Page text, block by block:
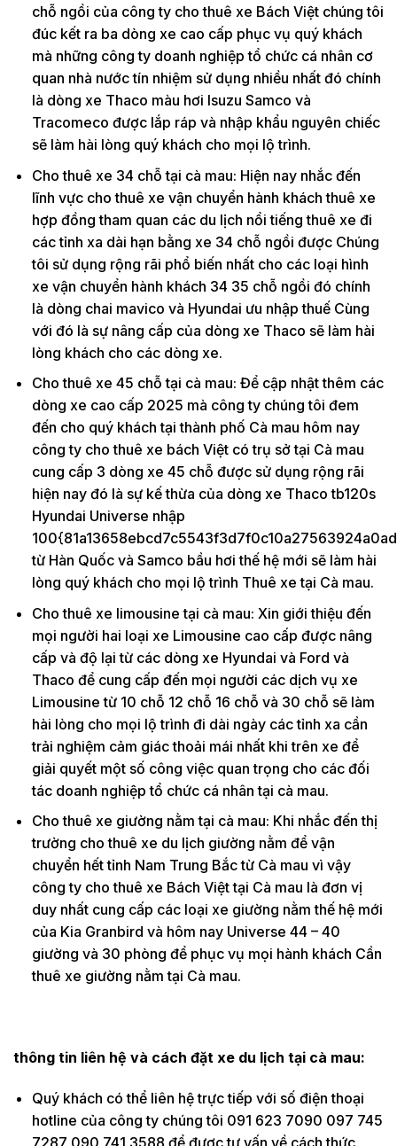
chỗ ngồi của công ty cho thuê xe Bách Việt chúng tôi
đúc kết ra ba dòng xe cao cấp phục vụ quý khách
mà những công ty doanh nghiệp tổ chức cá nhân cơ
quan nhà nước tín nhiệm sử dụng nhiều nhất đó chính
là dòng xe Thaco màu hơi Isuzu Samco và
Tracomeco được lắp ráp và nhập khẩu nguyên chiếc
sẽ làm hài lòng quý khách cho mọi lộ trình.
Cho thuê xe 34 chỗ tại cà mau: Hiện nay nhắc đến
lĩnh vực cho thuê xe vận chuyển hành khách thuê xe
hợp đồng tham quan các du lịch nổi tiếng thuê xe đi
các tỉnh xa dài hạn bằng xe 34 chỗ ngồi được Chúng
tôi sử dụng rộng rãi phổ biến nhất cho các loại hình
xe vận chuyển hành khách 34 35 chỗ ngồi đó chính
là dòng chai mavico và Hyundai ưu nhập thuế Cùng
với đó là sự nâng cấp của dòng xe Thaco sẽ làm hài
lòng khách cho các dòng xe.
Cho thuê xe 45 chỗ tại cà mau: Để cập nhật thêm các
dòng xe cao cấp 2025 mà công ty chúng tôi đem
đến cho quý khách tại thành phố Cà mau hôm nay
công ty cho thuê xe bách Việt có trụ sở tại Cà mau
cung cấp 3 dòng xe 45 chỗ được sử dụng rộng rãi
hiện nay đó là sự kế thừa của dòng xe Thaco tb120s
Hyundai Universe nhập
từ Hàn Quốc và Samco bầu hơi thế hệ mới sẽ làm hài
lòng quý khách cho mọi lộ trình Thuê xe tại Cà mau.
Cho thuê xe limousine tại cà mau: Xin giới thiệu đến
mọi người hai loại xe Limousine cao cấp được nâng
cấp và độ lại từ các dòng xe Hyundai và Ford và
Thaco để cung cấp đến mọi người các dịch vụ xe
Limousine từ 10 chỗ 12 chỗ 16 chỗ và 30 chỗ sẽ làm
hài lòng cho mọi lộ trình đi dài ngày các tỉnh xa cần
trải nghiệm cảm giác thoải mái nhất khi trên xe để
giải quyết một số công việc quan trọng cho các đối
tác doanh nghiệp tổ chức cá nhân tại cà mau.
Cho thuê xe giường nằm tại cà mau: Khi nhắc đến thị
trường cho thuê xe du lịch giường nằm để vận
chuyển hết tỉnh Nam Trung Bắc từ Cà mau vì vậy
công ty cho thuê xe Bách Việt tại Cà mau là đơn vị
duy nhất cung cấp các loại xe giường nằm thế hệ mới
của Kia Granbird và hôm nay Universe 44 – 40
giường và 30 phòng để phục vụ mọi hành khách Cần
thuê xe giường nằm tại Cà mau.
thông tin liên hệ và cách đặt xe du lịch tại cà mau:
Quý khách có thể liên hệ trực tiếp với số điện thoại
hotline của công ty chúng tôi 091 623 7090 097 745
7287 090 741 3588 để được tư vấn về cách thức